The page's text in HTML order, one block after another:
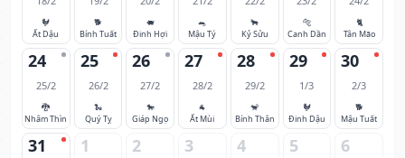
🐓
Ất Dậu
🐕
Bính Tuất
🐖
Đinh Hợi
🐀
Mậu Tý
🐂
Kỷ Sửu
🐅
Canh Dần
🐈
Tân Mão
24
25/2
🐉
Nhâm Thìn
25
26/2
🐍
Quý Tỵ
26
27/2
🐎
Giáp Ngọ
27
28/2
🐐
Ất Mùi
28
29/2
🐒
Bính Thân
29
1/3
🐓
Đinh Dậu
30
2/3
🐕
Mậu Tuất
31 1 2 3 4 5 6